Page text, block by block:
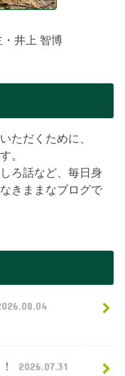
井上 智博
ただくために、
。
ろ話など、毎日身
きままなブログで
2026.07.31